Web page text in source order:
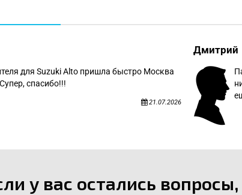
для Suzuki Alto пришла быстро Москва
спасибо!!!
21.07.2026
Дмитрий
у вас остались